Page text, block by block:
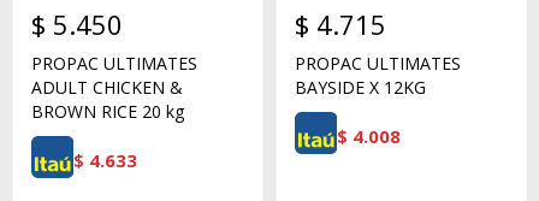
$ 5.450
PROPAC ULTIMATES
ADULT CHICKEN &
BROWN RICE 20 kg
$ 4.633
$ 4.715
PROPAC ULTIMATES
BAYSIDE X 12KG
$ 4.008